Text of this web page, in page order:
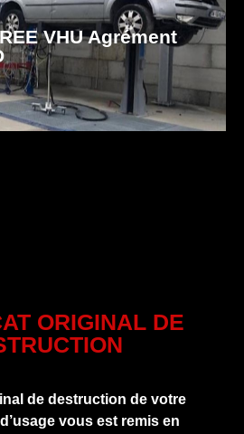
VHU Agrément
ORIGINAL DE
de destruction de votre
vous est remis en